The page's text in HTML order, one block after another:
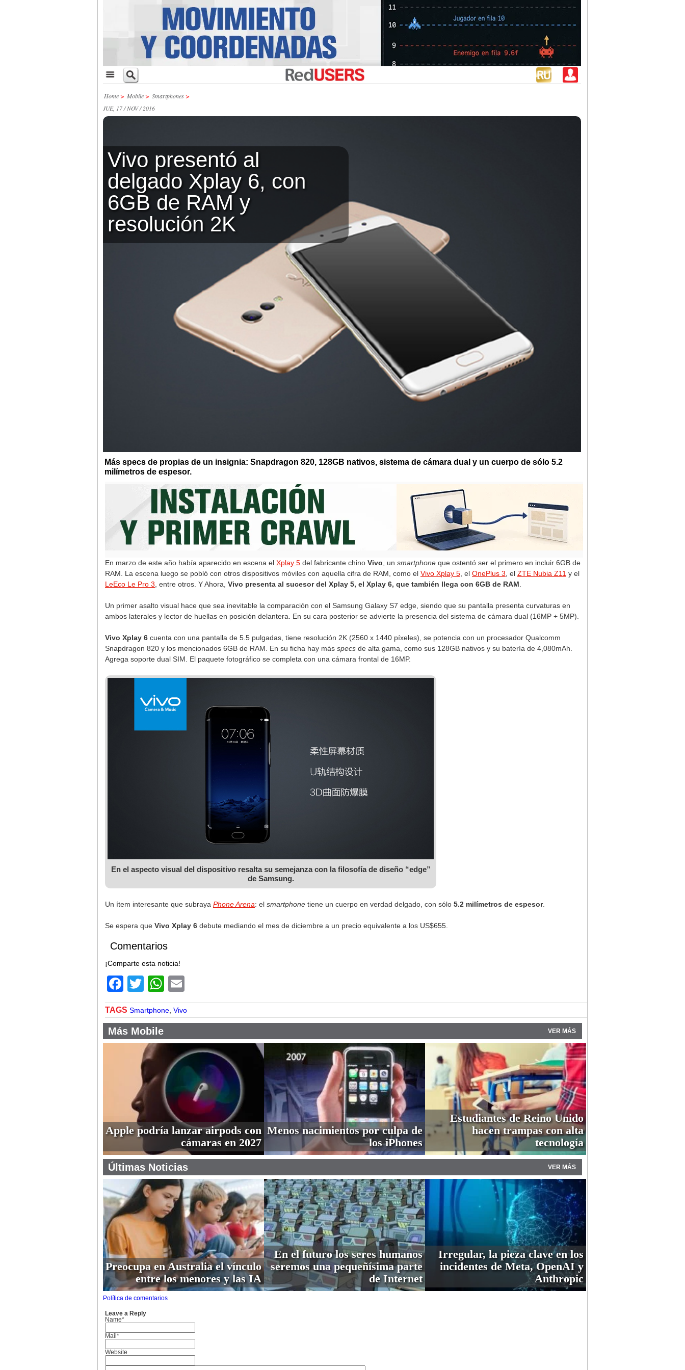
Home> Mobile> Smartphones>
JUE, 17 / NOV / 2016
Vivo presentó al
delgado Xplay 6, con
6GB de RAM y
resolución 2K
Más specs de propias de un insignia: Snapdragon 820, 128GB nativos, sistema de cámara dual y un cuerpo de sólo 5.2
milímetros de espesor.
En marzo de este año había aparecido en escena el Xplay 5 del fabricante chino Vivo , un smartphone que ostentó ser el primero en incluir 6GB de
RAM. La escena luego se pobló con otros dispositivos móviles con aquella cifra de RAM, como el Vivo Xplay 5 , el OnePlus 3 , el ZTE Nubia Z11 y el
LeEco Le Pro 3 , entre otros. Y Ahora, Vivo presenta al sucesor del Xplay 5, el Xplay 6, que también llega con 6GB de RAM
Un primer asalto visual hace que sea inevitable la comparación con el Samsung Galaxy S7 edge, siendo que su pantalla presenta curvaturas en
ambos laterales y lector de huellas en posición delantera. En su cara posterior se advierte la presencia del sistema de cámara dual (16MP + 5MP).
Vivo Xplay 6 cuenta con una pantalla de 5.5 pulgadas, tiene resolución 2K (2560 x 1440 píxeles), se potencia con un procesador Qualcomm
Snapdragon 820 y los mencionados 6GB de RAM. En su ficha hay más specs de alta gama, como sus 128GB nativos y su batería de 4,080mAh.
Agrega soporte dual SIM. El paquete fotográfico se completa con una cámara frontal de 16MP.
En el aspecto visual del dispositivo resalta su semejanza con la filosofía de diseño “edge”
de Samsung.
Un ítem interesante que subraya Phone Arena: el smartphone tiene un cuerpo en verdad delgado, con sólo 5.2 milímetros de espesor.
Se espera que Vivo Xplay 6 debute mediando el mes de diciembre a un precio equivalente a los US$655.
Comentarios
¡Comparte esta noticia!
Facebook
TwitterWhatsApp
TAGS Smartphone Vivo
Más Mobile VER MÁS
Apple podría lanzar airpods con
cámaras en 2027
Menos nacimientos por culpa de
los iPhones
Estudiantes de Reino Unido
hacen trampas con alta
tecnología
Últimas Noticias VER MÁS
Preocupa en Australia el vínculo
entre los menores y las IA
En el futuro los seres humanos
seremos una pequeñísima parte
de Internet
Irregular, la pieza clave en los
incidentes de Meta, OpenAI y
Anthropic
Política de comentarios
Leave a Reply
Name*
Mail*
Website